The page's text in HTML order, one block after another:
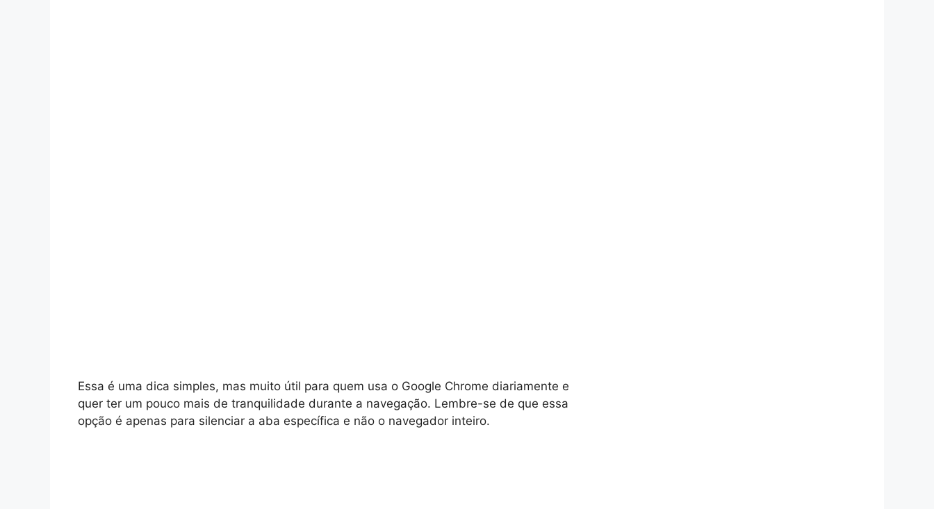
Essa é uma dica simples, mas muito útil para quem usa o Google Chrome diariamente e
quer ter um pouco mais de tranquilidade durante a navegação. Lembre-se de que essa
opção é apenas para silenciar a aba específica e não o navegador inteiro.